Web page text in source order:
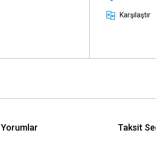
Karşılaştır
Yorumlar Taksit